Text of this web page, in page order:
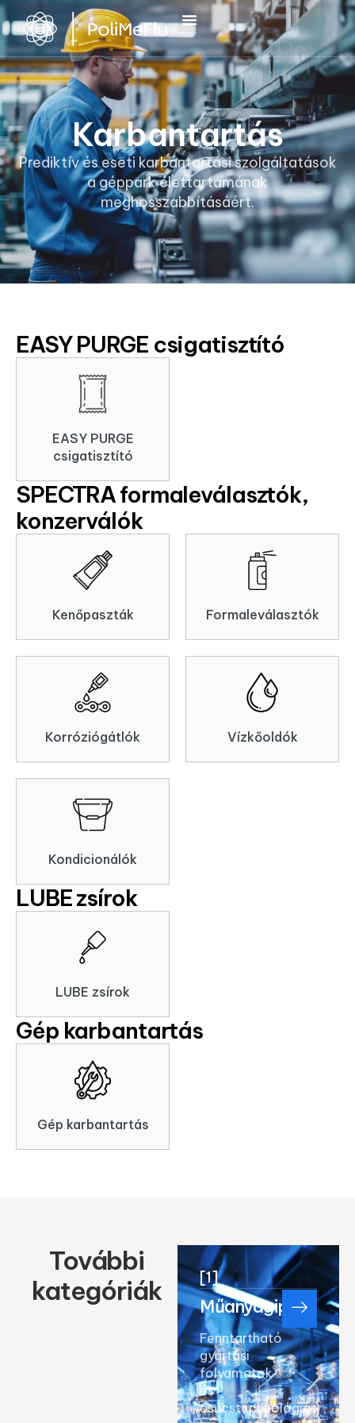
Karbantartás
Prediktív és eseti karbantartási szolgáltatások
a géppark élettartamának
meghosszabbításáért.
EASY PURGE csigatisztító
EASY PURGE
csigatisztító
SPECTRA formaleválasztók,
konzerválók
Kenőpaszták Formaleválasztók
Korróziógátlók Vízkőoldók
Kondicionálók
LUBE zsírok
LUBE zsírok
Gép karbantartás
Gép karbantartás
További
kategóriák
[1]
Műanyagipar
Fenntartható
gyártási
folyamatok
és
csúcstechnológiás